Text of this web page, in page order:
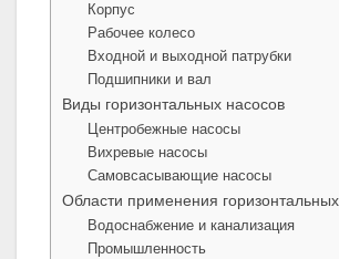
Корпус
Рабочее колесо
Входной и выходной патрубки
Подшипники и вал
Виды горизонтальных насосов
Центробежные насосы
Вихревые насосы
Самовсасывающие насосы
Области применения
Водоснабжение и канализация
Промышленность